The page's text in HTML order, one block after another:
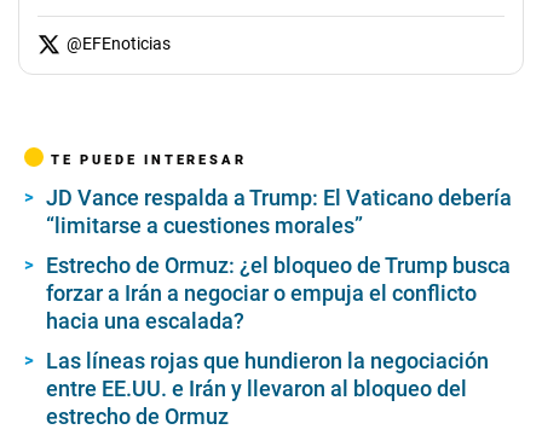
@EFEnoticias
TE PUEDE INTERESAR
JD Vance respalda a Trump: El Vaticano debería
“limitarse a cuestiones morales”
Estrecho de Ormuz: ¿el bloqueo de Trump busca
forzar a Irán a negociar o empuja el conflicto
hacia una escalada?
Las líneas rojas que hundieron la negociación
entre EE.UU. e Irán y llevaron al bloqueo del
estrecho de Ormuz